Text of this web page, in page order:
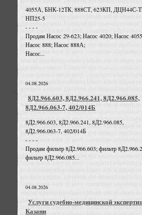
4055А, БНК-12ТК, 888СТ, 623КП, ДЦН44С-
НП25-5
- - - -
Продам Насос 29-623; Насос 4020; Насос
Насос 888; Насос 888А;
Насос...
04.08.2026
8Д2.966.603, 8Д2.966.241, 8Д2.966.085,
8Д2.966.063-7, 402/014Б
8Д2.966.603, 8Д2.966.241, 8Д2.966.085,
8Д2.966.063-7, 402/014Б
- - - -
Продам фильтр 8Д2.966.603; фильтр
фильтр 8Д2.966.085...
04.08.2026
Услуги судебно-медицинской
Казани